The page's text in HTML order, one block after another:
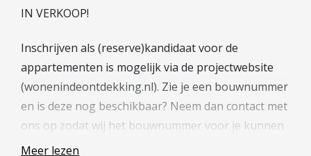
Over Ons
Ons Team
Vacatures
IN VERKOOP!
Inschrijven als (reserve)kandidaat voor de
appartementen is mogelijk via de projectwebsite
(wonenindeontdekking.nl). Zie je een bouwnummer
en is deze nog beschikbaar? Neem dan contact met
ons op zodat wij het bouwnummer voor je kunnen
reserveren. Op de projectwebsite
Meer lezen